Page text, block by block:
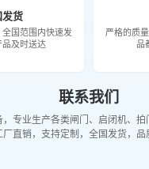
发货
国范围内快速发
及时送达
严格的质
品
联系我们
，专业生产各类闸门、启闭机、
厂直销，支持定制，全国发货，品